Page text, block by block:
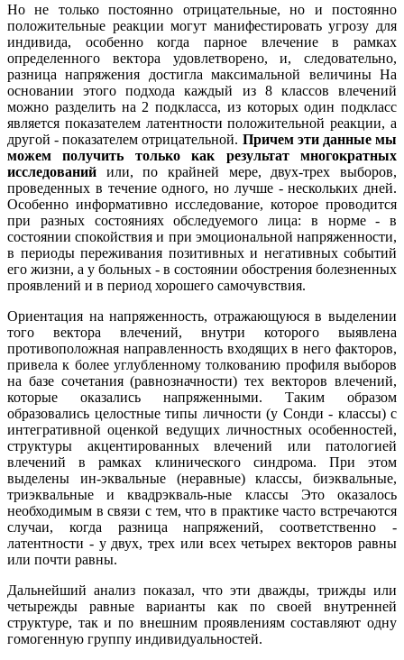
Но не только постоянно отрицательные, но и постоянно
положительные реакции могут манифестировать угрозу для
индивида, особенно когда парное влечение в рамках
определенного вектора удовлетворено, и, следовательно,
разница напряжения достигла максимальной величины На
основании этого подхода каждый из 8 классов влечений
можно разделить на 2 подкласса, из которых один подкласс
является показателем латентности положительной реакции, а
другой - показателем отрицательной. Причем эти данные мы
можем получить только как результат многократных
исследований или, по крайней мере, двух-трех выборов,
проведенных в течение одного, но лучше - нескольких дней.
Особенно информативно исследование, которое проводится
при разных состояниях обследуемого лица: в норме - в
состоянии спокойствия и при эмоциональной напряженности,
в периоды переживания позитивных и негативных событий
его жизни, а у больных - в состоянии обострения болезненных
проявлений и в период хорошего самочувствия.
Ориентация на напряженность, отражающуюся в выделении
того вектора влечений, внутри которого выявлена
противоположная направленность входящих в него факторов,
привела к более углубленному толкованию профиля выборов
на базе сочетания (равнозначности) тех векторов влечений,
которые оказались напряженными. Таким образом
образовались целостные типы личности (у Сонди - классы) с
интегративной оценкой ведущих личностных особенностей,
структуры акцентированных влечений или патологией
влечений в рамках клинического синдрома. При этом
выделены ин-эквальные (неравные) классы, биэквальные,
триэквальные и квадрэкваль-ные классы Это оказалось
необходимым в связи с тем, что в практике часто встречаются
случаи, когда разница напряжений, соответственно -
латентности - у двух, трех или всех четырех векторов равны
или почти равны.
Дальнейший анализ показал, что эти дважды, трижды или
четырежды равные варианты как по своей внутренней
структуре, так и по внешним проявлениям составляют одну
гомогенную группу индивидуальностей.